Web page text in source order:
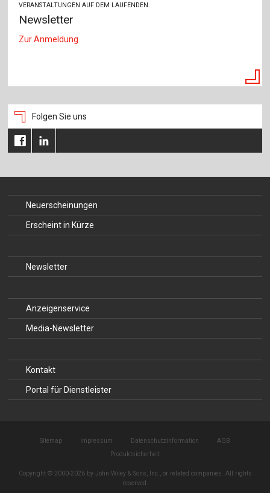
VERANSTALTUNGEN AUF DEM LAUFENDEN.
Newsletter
Zur Anmeldung
Folgen Sie uns
Neuerscheinungen
Erscheint in Kürze
Newsletter
Anzeigenservice
Media-Newsletter
Kontakt
Portal für Dienstleister
Sitemap Impressum Datenschutzinformation
AGB
Produktsicherheit
Copyright © 2000-2026 by John Wiley & Sons, Inc., or related companies. All rights
reserved.